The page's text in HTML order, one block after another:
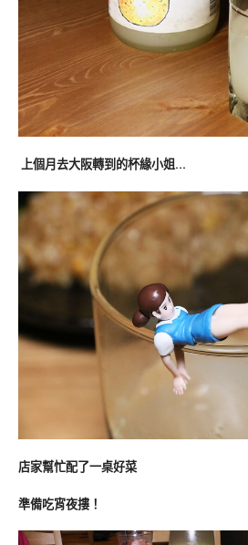
上個月去大阪轉到的杯緣小姐…
店家幫忙配了一桌好菜
準備吃宵夜摟！